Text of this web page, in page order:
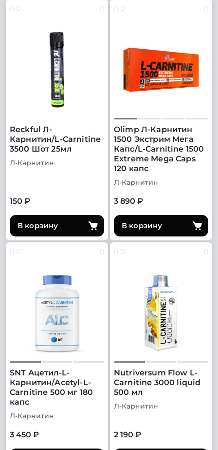
0
Reckful Л-
Карнитин/L-Carnitine
3500 Шот 25мл
Л-Карнитин
150 ₽
В корзину
0
Olimp Л-Карнитин
1500 Экстрим Мега
Капс/L-Carnitine 1500
Extreme Mega Caps
120 капс
Л-Карнитин
3 890 ₽
В корзину
0
SNT Ацетил-L-
Карнитин/Acetyl-L-
Carnitine 500 мг 180
капс
Л-Карнитин
3 450 ₽
0
Nutriversum Flow L-
Carnitine 3000 liquid
500 мл
Л-Карнитин
2 190 ₽